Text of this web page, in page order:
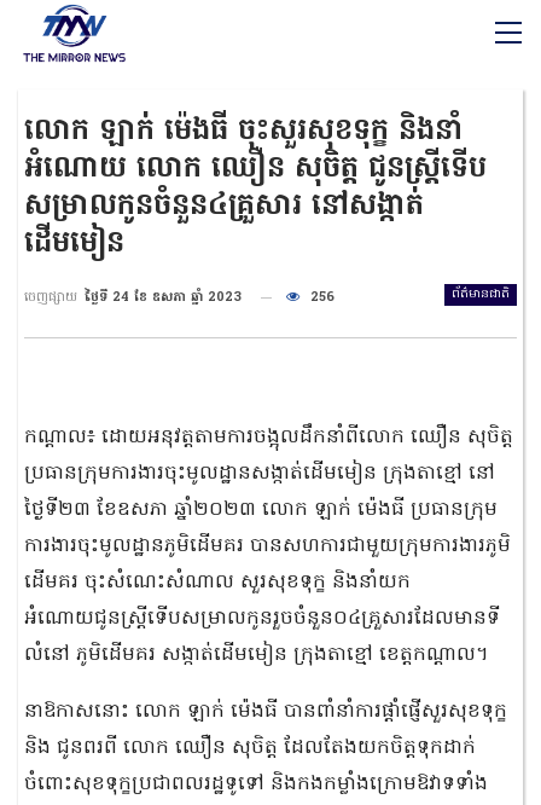
លោក ឡាក់ ម៉េងធី ចុះសួរសុខទុក្ខ និងនាំ
អំណោយ លោក ឈឿន សុចិត្ត ជូនស្ដ្រីទើប
សម្រាលកូនចំនួន៤គ្រួសារ នៅសង្កាត់
ដើមមៀន
ព័ត៌មានជាតិ
ចេញផ្សាយ ថ្ងៃទី 24 ខែ ឧសភា ឆ្នាំ 2023 256
កណ្តាល៖ ដោយអនុវត្តតាមការចង្អុលដឹកនាំពីលោក ឈឿន សុចិត្ត
ប្រធានក្រុមការងារចុះមូលដ្ឋានសង្កាត់ដើមមៀន ក្រុងតាខ្មៅ នៅ
ថ្ងៃទី២៣ ខែឧសភា ឆ្នាំ២០២៣ លោក ឡាក់ ម៉េងធី ប្រធានក្រុម
ការងារចុះមូលដ្ឋានភូមិដើមគរ បានសហការជាមួយក្រុមការងារភូមិ
ដើមគរ ចុះសំណេះសំណាល សួរសុខទុក្ខ និងនាំយក
អំណោយជូនស្ដ្រីទើបសម្រាលកូនរួចចំនួន០៤គ្រួសារដែលមានទី
លំនៅ ភូមិដើមគរ សង្កាត់ដើមមៀន ក្រុងតាខ្មៅ ខេត្ដកណ្ដាល។
នាឱកាសនោះ លោក ឡាក់ ម៉េងធី បានពាំនាំការផ្តាំផ្ញើសួរសុខទុក្ខ
និង ជូនពរពី លោក ឈឿន សុចិត្ត ដែលតែងយកចិត្ដទុកដាក់
ចំពោះសុខទុក្ខប្រជាពលរដ្ឋទូទៅ និងកងកម្លាំងក្រោមឱវាទទាំង